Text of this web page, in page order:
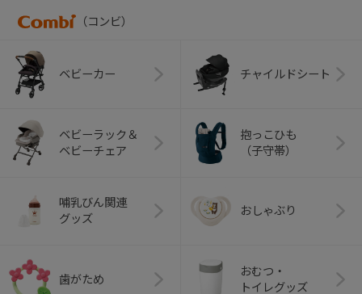
（コンビ）
ベビーカー チャイルドシート
ベビーラック＆
ベビーチェア
抱っこひも
（子守帯）
哺乳びん関連
グッズ
おしゃぶり
歯がため
おむつ・
トイレグッズ